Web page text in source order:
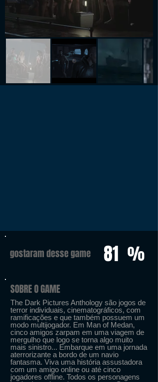
gostaram desse game 81 %
SOBRE O GAME
The Dark Pictures Anthology são jogos de
terror individuais, cinematográficos, com
ramificações e que também possuem um
modo multijogador. Em Man of Medan,
cinco amigos zarpam em uma viagem de
mergulho que logo se torna algo muito
mais sinistro... Embarque em uma jornada
aterrorizante a bordo de um navio
fantasma. Viva uma história assustadora
com um amigo online ou até cinco
jogadores offline. Todos os personagens